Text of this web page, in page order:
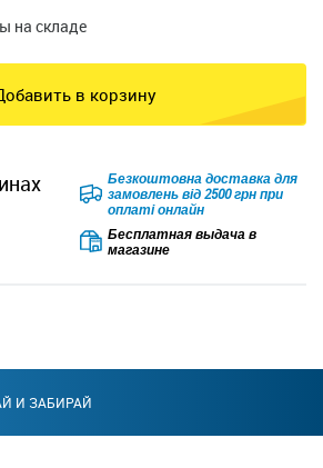
на складе
в корзину
Безкоштовна доставка для
замовлень від 2500 грн при
оплаті онлайн
Бесплатная выдача в
магазине
И ЗАБИРАЙ